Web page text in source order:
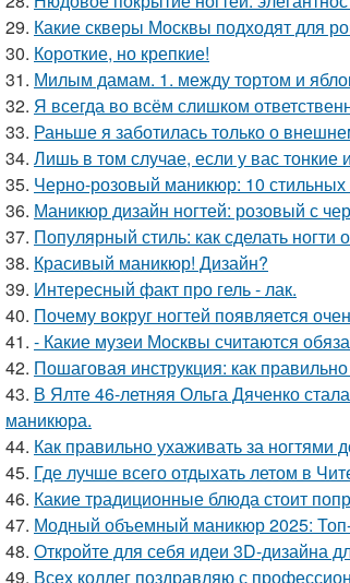
29. Какие скверы Москвы подходят для
30. Короткие, но крепкие!
31. Милым дамам. 1. между тортом и
32. Я всегда во всём слишком
33. Раньше я заботилась только о
34. Лишь в том случае, если у вас тонкие
35. Черно-розовый маникюр: 10 стильных
36. Маникюр дизайн ногтей: розовый с
37. Популярный стиль: как сделать
38. Красивый маникюр! Дизайн?
39. Интересный факт про гель - лак.
40. Почему вокруг ногтей появляется
41. - Какие музеи Москвы считаются
42. Пошаговая инструкция: как
43. В Ялте 46-летняя Ольга Дяченко
маникюра.
44. Как правильно ухаживать за ногтями
45. Где лучше всего отдыхать летом в
46. Какие традиционные блюда стоит
47. Модный объемный маникюр 2025:
48. Откройте для себя идеи 3D-дизайна
49. Всех коллег поздравляю с